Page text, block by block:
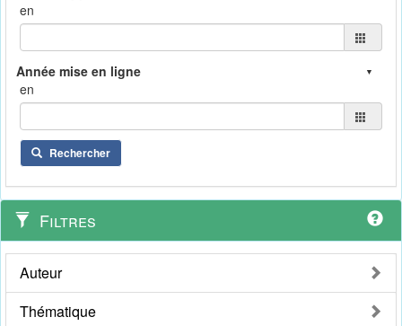
en
en
Rechercher
Filtres
Auteur
Thématique